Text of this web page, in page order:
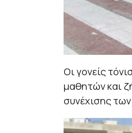
Οι γονείς
μαθητών και
συνέχισης